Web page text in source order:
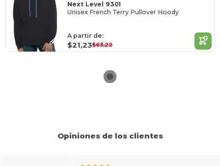
Next Level 9301
Unisex French Terry Pullover Hoody
A partir de:
$21,23$63,22
Opiniones de los clientes